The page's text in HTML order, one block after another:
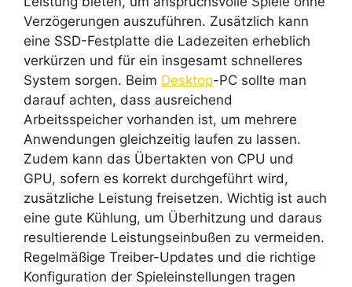
Verzögerungen auszuführen. Zusätzlich kann
eine SSD-Festplatte die Ladezeiten erheblich
verkürzen und für ein insgesamt schnelleres
System sorgen. Beim Desktop-PC sollte man
darauf achten, dass ausreichend
Arbeitsspeicher vorhanden ist, um mehrere
Anwendungen gleichzeitig laufen zu lassen.
Zudem kann das Übertakten von CPU und
GPU, sofern es korrekt durchgeführt wird,
zusätzliche Leistung freisetzen. Wichtig ist auch
eine gute Kühlung, um Überhitzung und daraus
resultierende Leistungseinbußen zu vermeiden.
Regelmäßige Treiber-Updates und die richtige
Konfiguration der Spieleinstellungen tragen